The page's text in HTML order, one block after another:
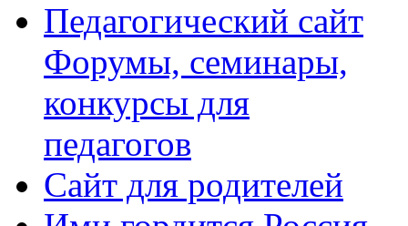
Педагогический сайт
Форумы, семинары,
конкурсы для
педагогов
Сайт для родителей